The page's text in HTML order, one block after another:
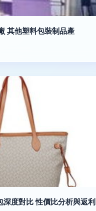
其他塑料包裝制品產
度對比 性價比分析與返利